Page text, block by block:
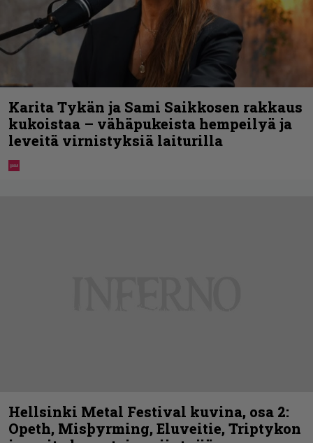
Karita Tykän ja Sami Saikkosen rakkaus
kukoistaa – vähäpukeista hempeilyä ja
leveitä virnistyksiä laiturilla
Hellsinki Metal Festival kuvina, osa 2:
Opeth, Misþyrming, Eluveitie, Triptykon